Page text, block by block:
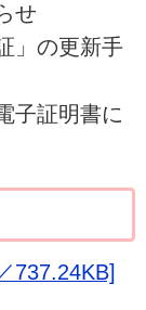
せ
」の更新手
子証明書に
737.24KB]